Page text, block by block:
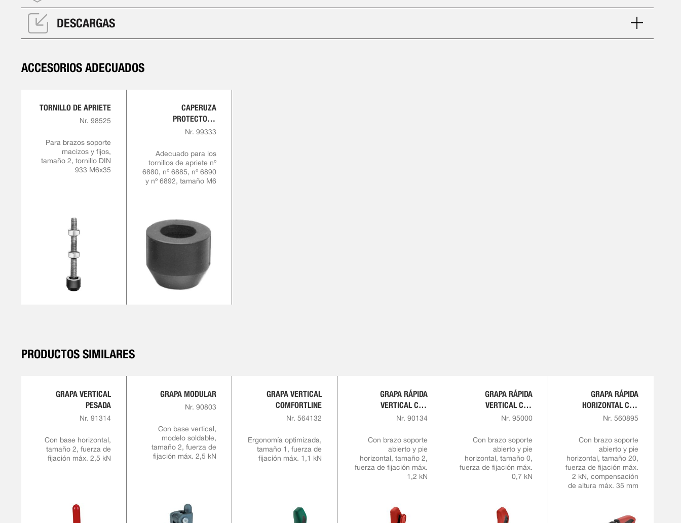
DESCARGAS
ACCESORIOS ADECUADOS
TORNILLO DE APRIETE
Nr. 98525
Para brazos soporte
macizos y fijos,
tamaño 2, tornillo DIN
933 M6x35
CAPERUZA
PROTECTORA
FABRICADA DE GOMA
ACEITE
Nr. 99333
Adecuado para los
tornillos de apriete nº
6880, nº 6885, nº 6890
y nº 6892, tamaño M6
PRODUCTOS SIMILARES
GRAPA VERTICAL
PESADA
Nr. 91314
Con base horizontal,
tamaño 2, fuerza de
fijación máx. 2,5 kN
GRAPA MODULAR
Nr. 90803
Con base vertical,
modelo soldable,
tamaño 2, fuerza de
fijación máx. 2,5 kN
GRAPA VERTICAL
COMFORTLINE
Nr. 564132
Ergonomía optimizada,
tamaño 1, fuerza de
fijación máx. 1,1 kN
GRAPA RÁPIDA
VERTICAL CON
EMPUÑADURA ROJA Y
SEGURIDAD
Nr. 90134
Con brazo soporte
abierto y pie
horizontal, tamaño 2,
fuerza de fijación máx.
1,2 kN
GRAPA RÁPIDA
VERTICAL CON
EMPUÑADURA ROJA
Nr. 95000
Con brazo soporte
abierto y pie
horizontal, tamaño 0,
fuerza de fijación máx.
0,7 kN
GRAPA RÁPIDA
HORIZONTAL CON
ALTURA DE SUJECIÓN
Nr. 560895
Con brazo soporte
abierto y pie
horizontal, tamaño 20,
fuerza de fijación máx.
2 kN, compensación
de altura máx. 35 mm